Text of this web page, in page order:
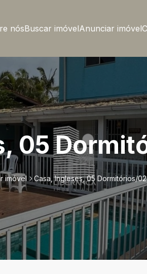
nósBuscar imóvelAnunciar imóvel
05
imóvel Casa, Ingleses, 05 Dormitórios/